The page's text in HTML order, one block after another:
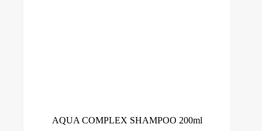
AQUA COMPLEX SHAMPOO 200ml